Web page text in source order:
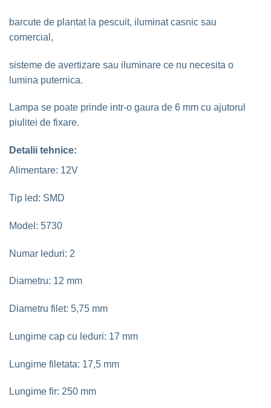
barcute de plantat la pescuit, iluminat casnic sau
comercial,
sisteme de avertizare sau iluminare ce nu necesita o
lumina puternica.
Lampa se poate prinde intr-o gaura de 6 mm cu ajutorul
piulitei de fixare.
Detalii tehnice:
Alimentare: 12V
Tip led: SMD
Model: 5730
Numar leduri: 2
Diametru: 12 mm
Diametru filet: 5,75 mm
Lungime cap cu leduri: 17 mm
Lungime filetata: 17,5 mm
Lungime fir: 250 mm